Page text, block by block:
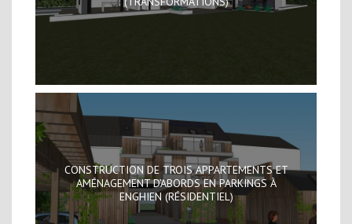
CONSTRUCTION DE TROIS APPARTEMENTS ET
AMÉNAGEMENT D’ABORDS EN PARKINGS À
ENGHIEN (RÉSIDENTIEL)